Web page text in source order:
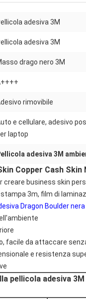
adesiva 3M
adesiva 3M
drago nero 3M
rimovibile
e cellulare, adesivo
laptop
adesiva 3M
Copper Cash
creare business skin
3m, film di
Dragon Boulder nera
facile da attaccare
e resistenza
pellicola adesiva